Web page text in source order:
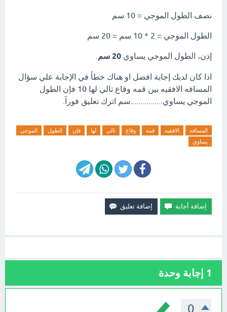
نصف الطول الموجي = 10 سم
الطول الموجي = 2 * 10 سم = 20 سم
إذن، الطول الموجي يساوي 20 سم
اذا كان لديك إجابة افضل او هناك خطأ في الإجابة علي سؤال
المسافه الافقيه بين قمه وقاع تالي لها 10 فإن الطول
الموجي يساوي................سم اترك تعليق فورآ.
المسافه الافقيه قمه وقاع تالي لها فإن الطول
الموجي
يساوي
1 إجابة وحدة
0